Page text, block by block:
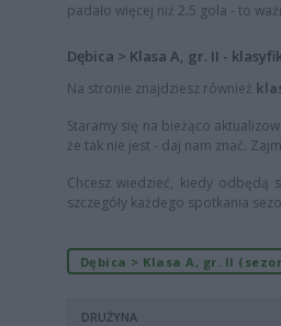
padało więcej niż 2.5 gola - to
Dębica > Klasa A, gr. II -
Na stronie znajdziesz również
Staramy się na bieżąco
że tak nie jest - daj nam znać.
Chcesz wiedzieć, kiedy odbędą
szczegóły każdego spotkania
Dębica > Klasa A, gr. II
DRUŻYNA